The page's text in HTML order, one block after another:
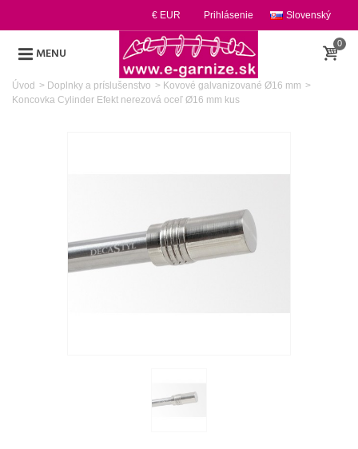
Slovenský
Prihlásenie
€ EUR
MENU
0
Úvod > Doplnky a príslušenstvo > Kovové galvanizované Ø16 mm >
Koncovka Cylinder Efekt nerezová oceľ Ø16 mm kus